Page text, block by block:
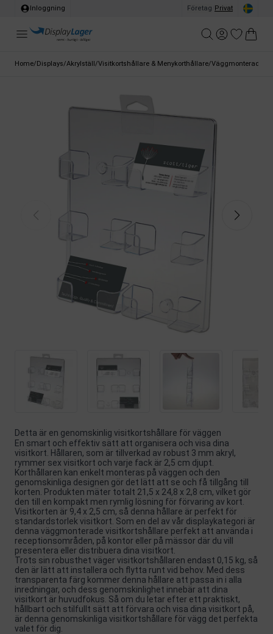
Inloggning Företag Privat
Home/Displays/Akrylställ/Visitkortshållare & Menykorthållare/Väggmonterad
Detta är en genomskinlig visitkortshållare för väggen
En smart och effektiv sätt att organisera och visa dina
visitkort. Hållaren, som är tillverkad av robust 3 mm akryl,
rymmer sex visitkort och varje fack är 2,5 cm djupt.
Korthållaren kan enkelt monteras på väggen och den
genomskinliga designen gör det lätt att se och få tillgång till
korten. Produkten mäter totalt 21,5 x 24,8 x 2,8 cm, vilket gör
den till en kompakt men rymlig lösning för förvaring av kort.
Visitkorten är 9,4 x 2,5 cm, så denna hållare är perfekt för
standardstorlek visitkort. Som en del av vår displaykategori är
denna väggmonterade visitkortshållare perfekt att använda i
receptionsområden, på kontor eller på mässor där du vill
presentera eller distribuera dina visitkort.
Trots sin robusthet väger visitkortshållaren endast 0,15 kg, så
den är lätt att installera och flytta runt vid behov. Med dess
transparenta färg kommer denna hållare att passa in i alla
inredningar, och dess genomskinlighet innebär att dina
visitkort är huvudfokus. Så om du letar efter ett praktiskt,
hållbart och stilfullt sätt att förvara och visa dina visitkort på,
är denna genomskinliga visitkortshållare för vägg det perfekta
valet för dig.